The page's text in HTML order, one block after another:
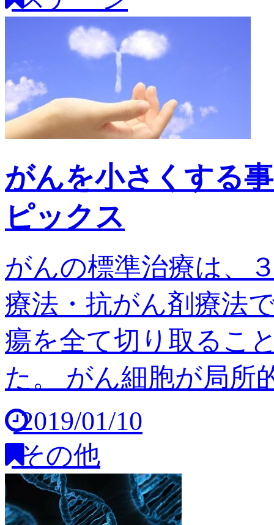
がんを小さくする
ピックス
がんの標準治療は、
療法・抗がん剤療法
瘍を全て切り取るこ
た。 がん細胞が局所
2019/01/10
その他